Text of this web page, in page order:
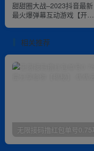
甜甜圈大战–2023抖音最新
最火爆弹幕互动游戏【开播
相关推荐